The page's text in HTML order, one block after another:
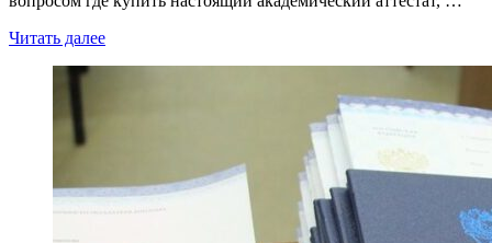
Читать далее